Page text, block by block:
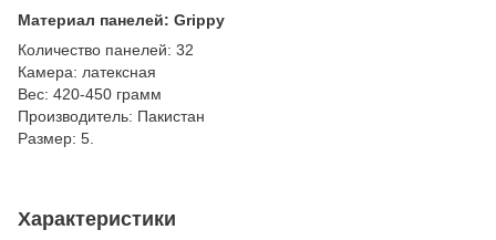
Материал панелей: Grippy
Количество панелей: 32
Камера: латексная
Вес: 420-450 грамм
Производитель: Пакистан
Размер: 5.
Характеристики